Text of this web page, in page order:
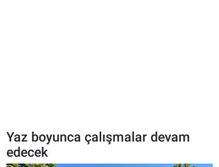
Yaz boyunca çalışmalar devam
edecek